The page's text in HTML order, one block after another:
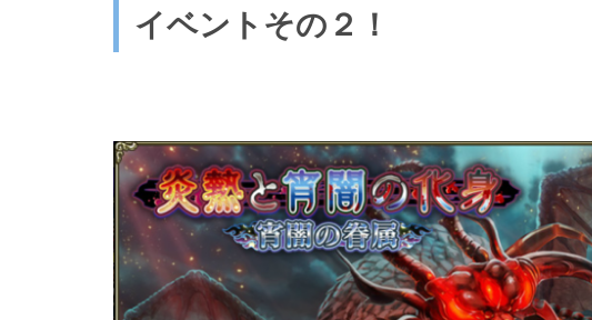
イベントその２！